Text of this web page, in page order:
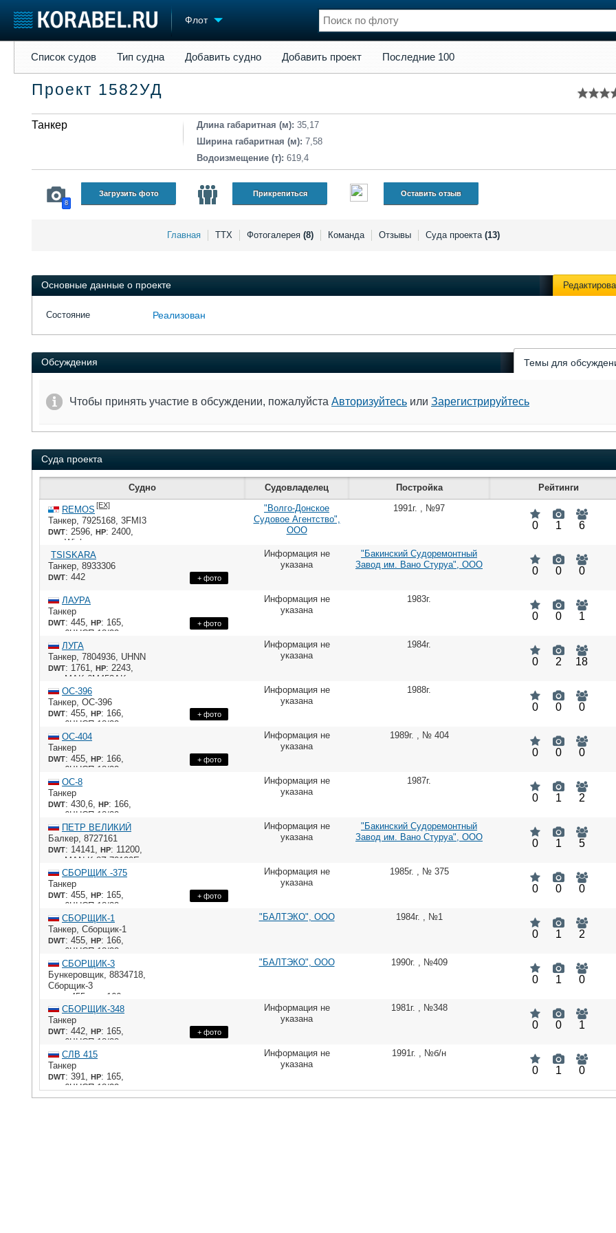
Флот
Судостроение
Пульс
Компании
Журнал
Торговая площадка
Доска объявлений
Оборудование
Конференции
Словарь
Флот
Список судов Тип судна Добавить судно Добавить проект Последние 100
Проект 1582УД
Танкер Длина габаритная (м): 35,17
Ширина габаритная (м): 7,58
Водоизмещение (т): 619,4
8
Загрузить фото Прикрепиться Оставить отзыв
Главная ТТХ Фотогалерея (8) Команда Отзывы Суда проекта (13)
Основные данные о проекте
Состояние Реализован
Обсуждения Темы для
Чтобы принять участие в обсуждении, пожалуйста Авторизуйтесь или Зарегистрируйтесь
Суда проекта
Судно Судовладелец Постройка Рейтинги
REMOS [EX]
Танкер, 7925168, 3FMI3
DWT: 2596, HP: 2400,
: Wichman
"Волго-Донское
Судовое Агентство",
ООО
1991г. , №97
0 1 6
TSISKARA
Танкер, 8933306
DWT: 442 + фото
Информация не
указана
"Бакинский Судоремонтный
Завод им. Вано Стуруа", ООО
0 0 0
ЛАУРА
Танкер
DWT: 445, HP: 165,
: 6ЧНСП 18/22
+ фото
Информация не
указана
1983г.
0 0 1
ЛУГА
Танкер, 7804936, UHNN
DWT: 1761, HP: 2243,
: MAK 6M453AK
Информация не
указана
1984г.
0 2 18
ОС-396
Танкер, ОС-396
DWT: 455, HP: 166,
: 6ЧНСП 18/22
+ фото
Информация не
указана
1988г.
0 0 0
ОС-404
Танкер
DWT: 455, HP: 166,
: 6ЧНСП 18/22
+ фото
Информация не
указана
1989г. , № 404
0 0 0
ОС-8
Танкер
DWT: 430,6, HP: 166,
: 6ЧНСП 18/22
Информация не
указана
1987г.
0 1 2
ПЕТР ВЕЛИКИЙ
Балкер, 8727161
DWT: 14141, HP: 11200,
: MAN K 8Z 70120E
Информация не
указана
"Бакинский Судоремонтный
Завод им. Вано Стуруа", ООО
0 1 5
СБОРЩИК -375
Танкер
DWT: 455, HP: 165,
: 6ЧНСП 18/22
+ фото
Информация не
указана
1985г. , № 375
0 0 0
СБОРЩИК-1
Танкер, Сборщик-1
DWT: 455, HP: 166,
: 6ЧНСП 18/22
"БАЛТЭКО", ООО 1984г. , №1
0 1 2
СБОРЩИК-3
Бункеровщик, 8834718,
Сборщик-3
: 455, : 166,
ME : 6ЧНСП 18/22
"БАЛТЭКО", ООО 1990г. , №409
0 1 0
СБОРЩИК-348
Танкер
DWT: 442, HP: 165,
: 6ЧНСП 18/22
+ фото
Информация не
указана
1981г. , №348
0 0 1
СЛВ 415
Танкер
DWT: 391, HP: 165,
: 6ЧНСП 18/22
Информация не
указана
1991г. , №б/н
0 1 0